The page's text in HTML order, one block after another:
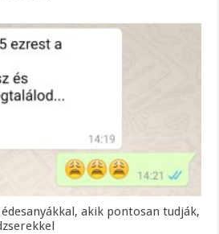
akik pontosan tudják,